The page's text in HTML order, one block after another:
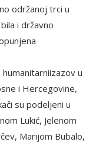
održanoj trci u
i državno
u
i Hercegovine,
su podeljeni u
Lukić, Jelenom
Marijom Bubalo,